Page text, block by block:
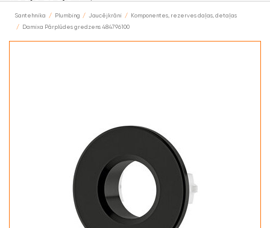
Santehnika Plumbing Jaucējkrāni
Komponentes, rezerves daļas, detaļas
Damixa Pārplūdes gredzens 484796100